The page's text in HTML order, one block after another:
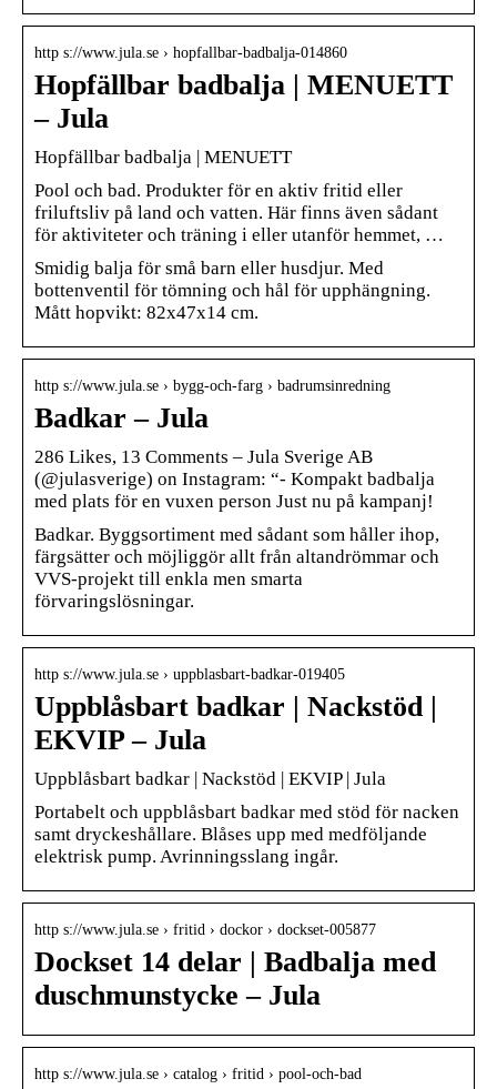
http s://www.jula.se › hopfallbar-badbalja-014860
Hopfällbar badbalja | MENUETT
– Jula
Hopfällbar badbalja | MENUETT
Pool och bad. Produkter för en aktiv fritid eller
friluftsliv på land och vatten. Här finns även sådant
för aktiviteter och träning i eller utanför hemmet, …
Smidig balja för små barn eller husdjur. Med
bottenventil för tömning och hål för upphängning.
Mått hopvikt: 82x47x14 cm.
http s://www.jula.se › bygg-och-farg › badrumsinredning
Badkar – Jula
286 Likes, 13 Comments – Jula Sverige AB
(@julasverige) on Instagram: “- Kompakt badbalja
med plats för en vuxen person Just nu på kampanj!
Badkar. Byggsortiment med sådant som håller ihop,
färgsätter och möjliggör allt från altandrömmar och
VVS-projekt till enkla men smarta
förvaringslösningar.
http s://www.jula.se › uppblasbart-badkar-019405
Uppblåsbart badkar | Nackstöd |
EKVIP – Jula
Uppblåsbart badkar | Nackstöd | EKVIP | Jula
Portabelt och uppblåsbart badkar med stöd för nacken
samt dryckeshållare. Blåses upp med medföljande
elektrisk pump. Avrinningsslang ingår.
http s://www.jula.se › fritid › dockor › dockset-005877
Dockset 14 delar | Badbalja med
duschmunstycke – Jula
http s://www.jula.se › catalog › fritid › pool-och-bad